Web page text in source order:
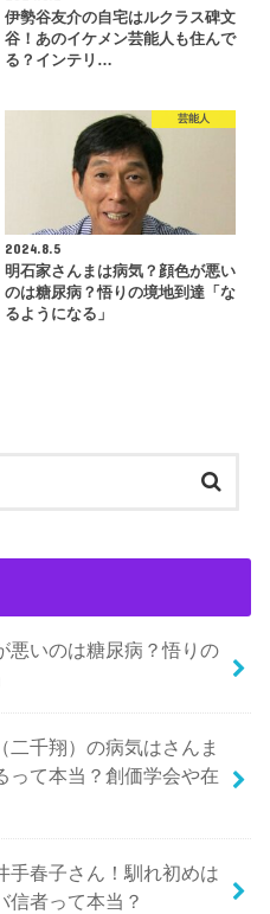
伊勢谷友介の自宅はルクラス碑文
谷！あのイケメン芸能人も住んで
る？インテリ…
芸能人
2024.8.5
明石家さんまは病気？顔色が悪い
のは糖尿病？悟りの境地到達「な
るようになる」
悪いのは糖尿病？悟りの
二千翔）の病気はさんま
って本当？創価学会や在
手春子さん！馴れ初めは
信者って本当？